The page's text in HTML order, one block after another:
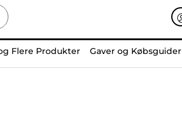
Flere Produkter Gaver og Købsguider